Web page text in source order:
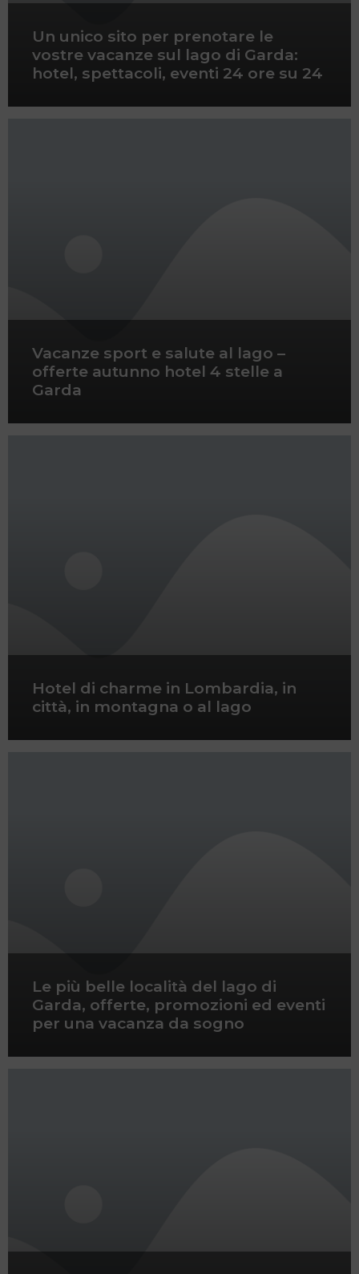
Un unico sito per prenotare le
vostre vacanze sul lago di Garda:
hotel, spettacoli, eventi 24 ore su 24
Vacanze sport e salute al lago –
offerte autunno hotel 4 stelle a
Garda
Hotel di charme in Lombardia, in
città, in montagna o al lago
Le più belle località del lago di
Garda, offerte, promozioni ed eventi
per una vacanza da sogno